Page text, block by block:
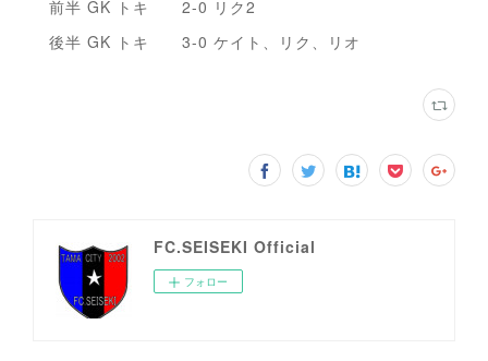
前半 GK トキ 2-0 リク2
後半 GK トキ 3-0 ケイト、リク、リオ
FC.SEISEKI Official
フォロー